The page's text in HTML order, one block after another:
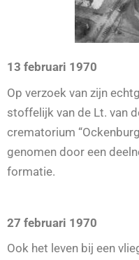
13 februari 1970
Op verzoek van zijn
stoffelijk van de Lt. van
crematorium
genomen door een
formatie.
27 februari 1970
Ook het leven bij een